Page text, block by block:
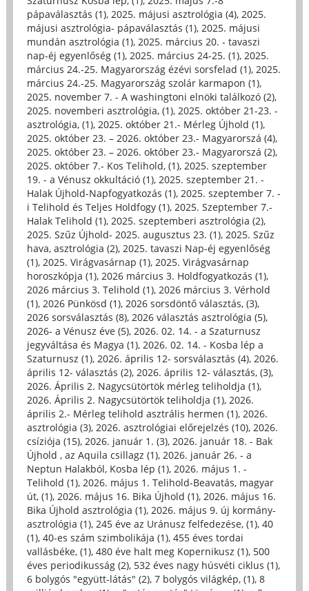
pápaválasztás (1), 2025. májusi asztrológia (4), 2025.
májusi asztrológia- pápaválasztás (1), 2025. májusi
mundán asztrológia (1), 2025. március 20. - tavaszi
nap-éj egyenlőség (1), 2025. március 24-25. (1), 2025.
március 24.-25. Magyarország ézévi sorsfelad (1), 2025.
március 24.-25. Magyarország szolár karmapon (1),
2025. november 7. - A washingtoni elnöki találkozó (2),
2025. novemberi asztrológia, (1), 2025. október 21-23. -
asztrológia, (1), 2025. október 21.- Mérleg Újhold (1),
2025. október 23. – 2026. október 23.- Magyarorszá (4),
2025. október 23. – 2026. október 23.- Magyarorszá (2),
2025. október 7.- Kos Telihold, (1), 2025. szeptember
19. - a Vénusz okkultáció (1), 2025. szeptember 21. -
Halak Újhold-Napfogyatkozás (1), 2025. szeptember 7. -
i Telihold és Teljes Holdfogy (1), 2025. Szeptember 7.-
Halak Telihold (1), 2025. szeptemberi asztrológia (2),
2025. Szűz Újhold- 2025. augusztus 23. (1), 2025. Szűz
hava, asztrológia (2), 2025. tavaszi Nap-éj egyenlőség
(1), 2025. Virágvasárnap (1), 2025. Virágvasárnap
horoszkópja (1), 2026 március 3. Holdfogyatkozás (1),
2026 március 3. Telihold (1), 2026 március 3. Vérhold
(1), 2026 Pünkösd (1), 2026 sorsdöntő választás, (3),
2026 sorsválasztás (8), 2026 választás asztrológia (5),
2026- a Vénusz éve (5), 2026. 02. 14. - a Szaturnusz
jegyváltása és Magya (1), 2026. 02. 14. - Kosba lép a
Szaturnusz (1), 2026. április 12- sorsválasztás (4), 2026.
április 12- választás (2), 2026. április 12- választás, (3),
2026. Április 2. Nagycsütörtök mérleg teliholdja (1),
2026. Április 2. Nagycsütörtök teliholdja (1), 2026.
április 2.- Mérleg telihold asztrális hermen (1), 2026.
asztrológia (3), 2026. asztrológiai előrejelzés (10), 2026.
csíziója (15), 2026. január 1. (3), 2026. január 18. - Bak
Újhold , az Aquila csillagz (1), 2026. január 26. - a
Neptun Halakból, Kosba lép (1), 2026. május 1. -
Telihold (1), 2026. május 1. Telihold-Beavatás, magyar
út, (1), 2026. május 16. Bika Újhold (1), 2026. május 16.
Bika Újhold asztrológia (1), 2026. május 9. új kormány-
asztrológia (1), 245 éve az Uránusz felfedezése, (1), 40
(1), 40-es szám szimbolikája (1), 455 éves tordai
vallásbéke, (1), 480 éve halt meg Kopernikusz (1), 500
éves periodikusság (2), 532 éves nagy húsvéti ciklus (1),
6 bolygós "együtt-látás" (2), 7 bolygós világkép, (1), 8